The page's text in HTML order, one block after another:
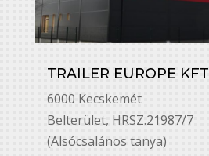
TRAILER EUROPE KFT
6000 Kecskemét
Belterület, HRSZ.21987/7
(Alsócsalános tanya)